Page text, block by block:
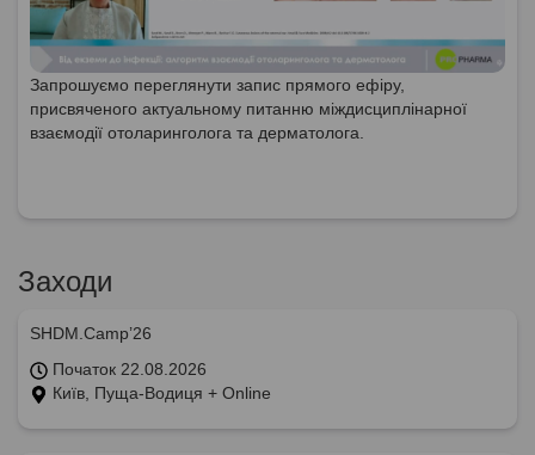
Запрошуємо переглянути запис прямого ефіру,
присвяченого актуальному питанню міждисциплінарної
взаємодії отоларинголога та дерматолога.
Заходи
SHDM.Camp’26
Початок 22.08.2026
Київ, Пуща-Водиця + Online